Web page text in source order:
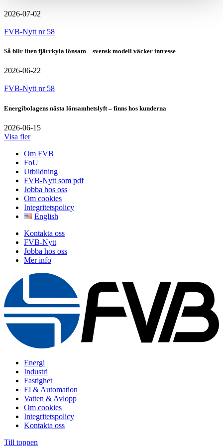
2026-07-02
FVB-Nytt nr 58
Så blir liten fjärrkyla lönsam – svensk modell väcker intresse
2026-06-22
FVB-Nytt nr 58
Energibolagens nästa lönsamhetslyft – finns hos kunderna
2026-06-15
Visa fler
Om FVB
FoU
Utbildning
FVB-Nytt som pdf
Jobba hos oss
Om cookies
Integritetspolicy
English
Kontakta oss
FVB-Nytt
Jobba hos oss
Mer info
Energi
Industri
Fastighet
El & Automation
Vatten & Avlopp
Om cookies
Integritetspolicy
Kontakta oss
Till toppen